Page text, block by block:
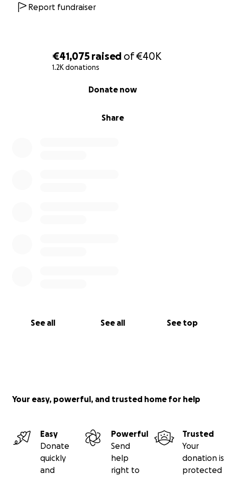
€41,075 raised of€40K
1.2K donations
Share
Donate now
See all See all See top
Report fundraiser
Your easy, powerful, and trusted home for help
Easy
Donate
quickly
and
Powerful
Send
help
right to
Trusted
Your
donation is
protected